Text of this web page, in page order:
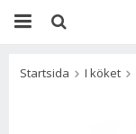
Startsida I köket